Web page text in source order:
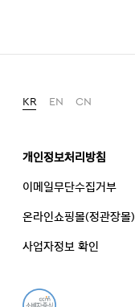
KR EN CN
개인정보처리방침
이메일무단수집거부
온라인쇼핑몰(정관장몰)
사업자정보 확인